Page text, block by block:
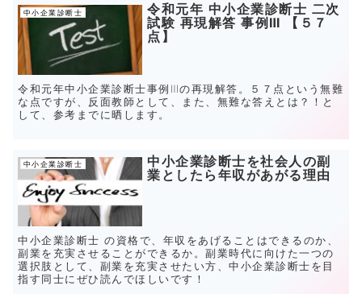
中小企業診断士
令和元年 中小企業診断士 二次
試験 再現解答 事例Ⅲ 【５７
点】
令和元年中小企業診断士事例Ⅲの再現解答。５７点という無難
な点ですが、反面教師として、また、無難な答えとは？！と
して、参考までに晒します。
中小企業診断士
中小企業診断士を社会人の副
業としたら年収があがる理由
中小企業診断士 の資格で、年収をあげることはできるのか、
副業を充実させることができるか。副業時代に向けた一つの
選択肢として、副業を充実させたい方、中小企業診断士を目
指す同士にぜひ読んでほしいです！